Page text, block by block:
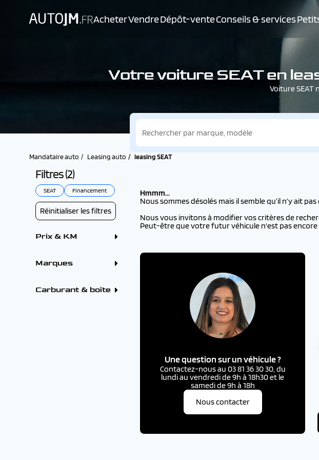
AcheterVendreDépôt-venteConseils & services
Votre voiture SEAT en
Voiture SEAT
Mandataire auto Leasing auto leasing SEAT
Filtres (2)
SEAT Financement
Réinitialiser les filtres
Prix & KM
Marques
CITROEN (75)
DS (18)
Carburant & boîte
Hmmm...
Nous sommes désolés mais il semble qu’il n’y ait
Nous vous invitons à modifier vos critères de
Peut-être que votre futur véhicule n'est pas encore
Une question sur un véhicule ?
Contactez-nous au 03 81 36 30 30, du
lundi au vendredi de 9h à 18h30 et le
samedi de 9h à 18h
Nous contacter